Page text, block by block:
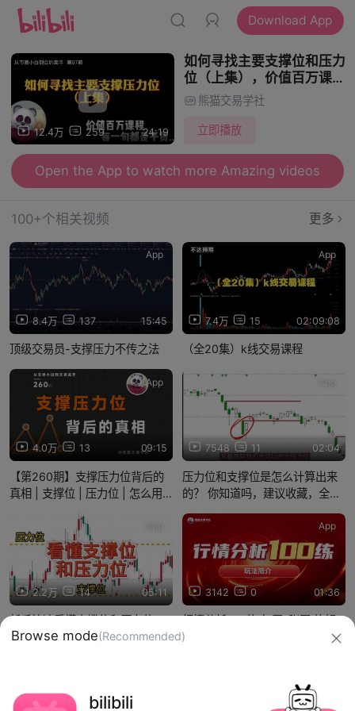
Download App
12.4万 259 24:19
如何寻找主要支撑位和压力
位（上集），价值百万课
程，每一句都是干货
熊猫交易学社
立即播放
Open the App to watch more Amazing videos
100+个相关视频 更多
8.4万 137 15:45
App
顶级交易员-支撑压力不传之法
7.4万 15 02:09:08
App
（全20集）k线交易课程
4.0万 13 09:15
App
【第260期】支撑压力位背后的
真相 | 支撑位 | 压力位 | 怎么用 |
7548 11 02:04
压力位和支撑位是怎么计算出来
的？ 你知道吗，建议收藏，全干
2.2万 14 05:11
新手快速看懂支撑位和压力位
3142 0 01:36
App
行情分析100练 每天1张图 练好
读图基本功
Browse mode(Recommended)
bilibili
网络文化经营许可证 沪网文【2019】3804-274号